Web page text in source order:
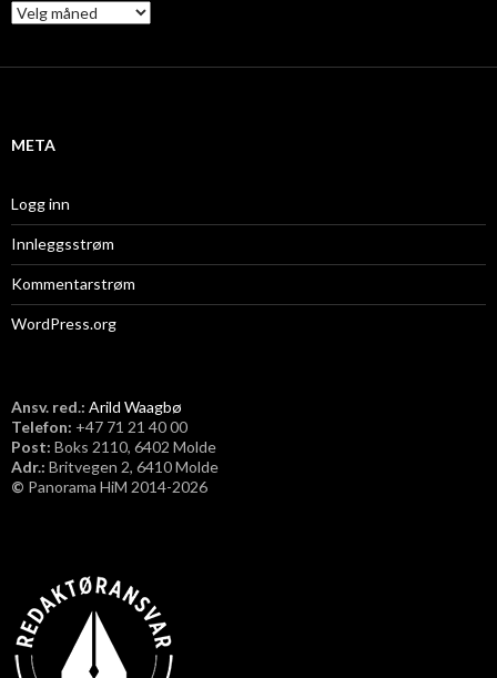
A
r
i
META
Logg inn
Innleggsstrøm
Kommentarstrøm
WordPress.org
Ansv. red.: Arild Waagbø
Telefon: ​+47 71 21 40 00
Post: Boks 2110, 6402 Molde
Adr.: Britvegen 2, 6410 Molde
© Panorama HiM 2014-2026